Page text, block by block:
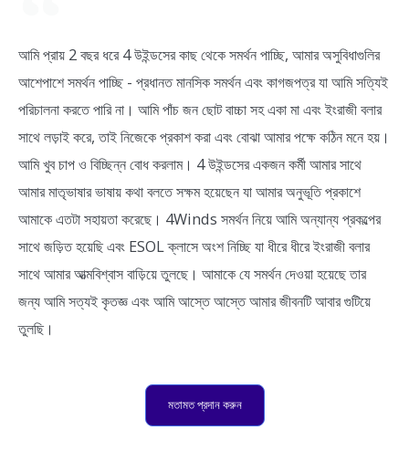
আমি প্রায় 2 বছর ধরে 4 উইন্ডসের কাছ থেকে সমর্থন পাচ্ছি, আমার অসুবিধাগুলির
আশেপাশে সমর্থন পাচ্ছি - প্রধানত মানসিক সমর্থন এবং কাগজপত্র যা আমি সত্যিই
পরিচালনা করতে পারি না। আমি পাঁচ জন ছোট বাচ্চা সহ একা মা এবং ইংরাজী বলার
সাথে লড়াই করে, তাই নিজেকে প্রকাশ করা এবং বোঝা আমার পক্ষে কঠিন মনে হয়।
আমি খুব চাপ ও বিচ্ছিন্ন বোধ করলাম। 4 উইন্ডসের একজন কর্মী আমার সাথে
আমার মাতৃভাষার ভাষায় কথা বলতে সক্ষম হয়েছেন যা আমার অনুভূতি প্রকাশে
আমাকে এতটা সহায়তা করেছে। 4Winds সমর্থন নিয়ে আমি অন্যান্য প্রকল্পের
সাথে জড়িত হয়েছি এবং ESOL ক্লাসে অংশ নিচ্ছি যা ধীরে ধীরে ইংরাজী বলার
সাথে আমার আত্মবিশ্বাস বাড়িয়ে তুলছে। আমাকে যে সমর্থন দেওয়া হয়েছে তার
জন্য আমি সত্যই কৃতজ্ঞ এবং আমি আস্তে আস্তে আমার জীবনটি আবার গুটিয়ে
তুলছি।
মতামত প্রদান করুন